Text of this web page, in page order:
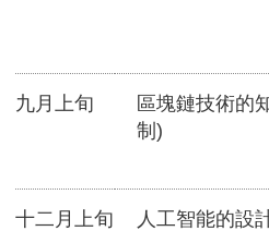
九月上旬
區塊鏈技術的
制)
十二月上旬
人工智能的設